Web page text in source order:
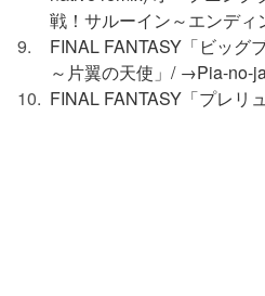
戦！サルーイン～エンデ
9
FINAL FANTASY「ビッグ
～片翼の天使」/ →Pia-no-
10
FINAL FANTASY「プレリ